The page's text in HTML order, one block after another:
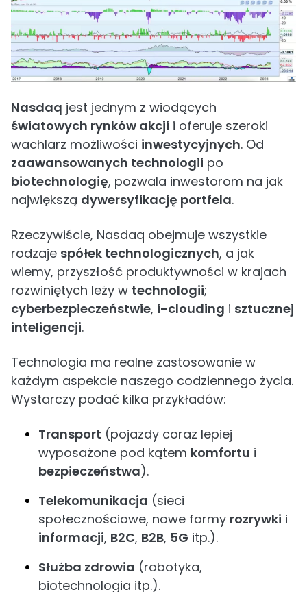
Nasdaq jest jednym z wiodących
światowych rynków akcji i oferuje szeroki
wachlarz możliwości inwestycyjnych. Od
zaawansowanych technologii po
biotechnologię, pozwala inwestorom na jak
największą dywersyfikację portfela.
Rzeczywiście, Nasdaq obejmuje wszystkie
rodzaje spółek technologicznych, a jak
wiemy, przyszłość produktywności w krajach
rozwiniętych leży w technologii;
cyberbezpieczeństwie, i-clouding i sztucznej
inteligencji.
Technologia ma realne zastosowanie w
każdym aspekcie naszego codziennego życia.
Wystarczy podać kilka przykładów:
Transport (pojazdy coraz lepiej
wyposażone pod kątem komfortu i
bezpieczeństwa).
Telekomunikacja (sieci
społecznościowe, nowe formy rozrywki i
informacji, B2C, B2B, 5G itp.).
Służba zdrowia (robotyka,
biotechnologia itp.).